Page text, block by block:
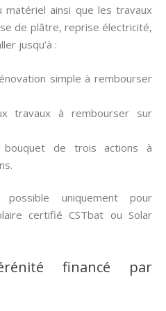
matériel ainsi que les travaux
de plâtre, reprise électricité,
jusqu’à :
simple à rembourser
travaux à rembourser sur
de trois actions à
uniquement pour
certifié CSTbat ou Solar
financé par